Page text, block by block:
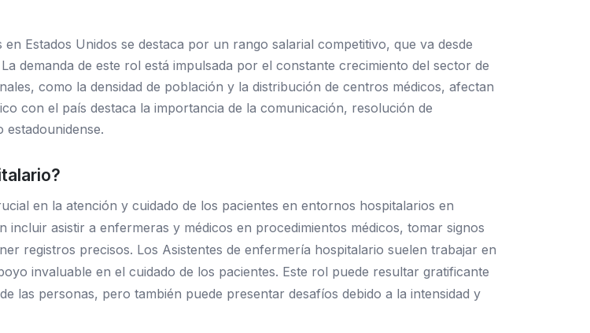
Estados Unidos se destaca por un rango salarial competitivo, que va desde
demanda de este rol está impulsada por el constante crecimiento del sector de
como la densidad de población y la distribución de centros médicos, afectan
con el país destaca la importancia de la comunicación, resolución de
en la atención y cuidado de los pacientes en entornos hospitalarios en
incluir asistir a enfermeras y médicos en procedimientos médicos, tomar signos
registros precisos. Los Asistentes de enfermería hospitalario suelen trabajar en
invaluable en el cuidado de los pacientes. Este rol puede resultar gratificante
las personas, pero también puede presentar desafíos debido a la intensidad y